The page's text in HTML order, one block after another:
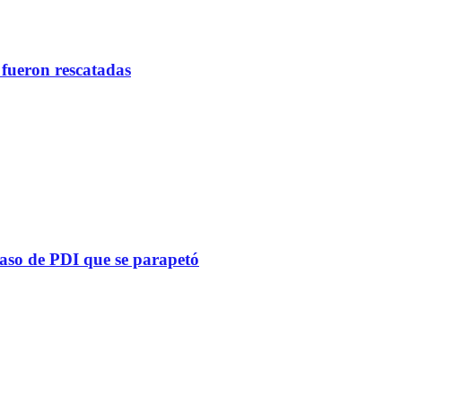
rescatadas
de PDI que se parapetó